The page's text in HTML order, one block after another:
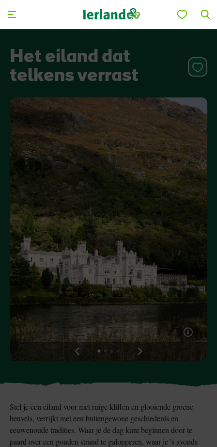
Blarney Stone bij
Blarney Castle
Game of Thrones Studio
Tour
Het eiland dat
telkens verrast
View
slide
View
slide
View
slide
View
slide
Stel je een eiland voor met ruige kliffen en glooiende groene
heuvels, verrijkt met een buitengewone geschiedenis en
eeuwenoude tradities. Waar je de dag kunt beginnen door te
paard over een gouden strand te galopperen, waar je 's avonds